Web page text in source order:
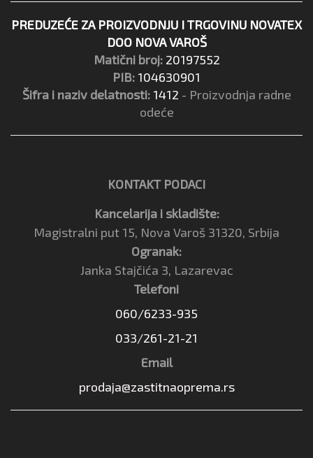
PREDUZEĆE ZA PROIZVODNJU I TRGOVINU NOVATEX
DOO NOVA VAROŠ
Matični broj: 20197552
PIB: 104630901
Šifra i naziv delatnosti: 1412 - Proizvodnja radne
odeće
KONTAKT PODACI
Kancelarija i skladište:
Magistralni put 15, Nova Varoš 31320, Srbija
Ogranak:
Janka Stajčića 3, Lazarevac
Telefoni
060/6233-935
033/261-21-21
Email
prodaja@zastitnaoprema.rs